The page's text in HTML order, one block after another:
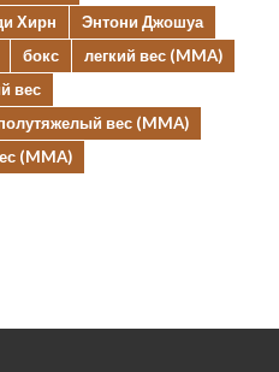
Хирн
Энтони Джошуа
бокс
легкий вес (MMA)
вес
вес (MMA)
(MMA)